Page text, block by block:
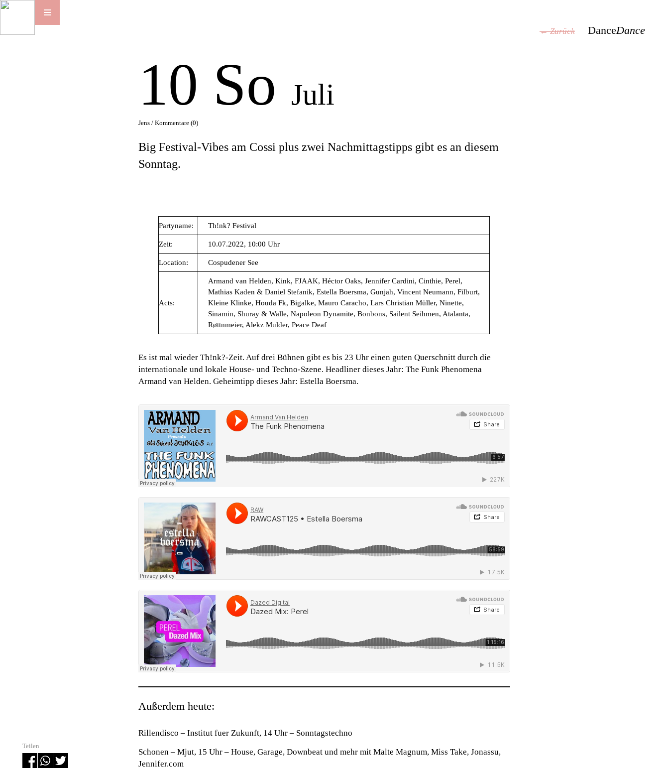
← Zurück DanceDance
Teilen
10 So Juli
Jens /Kommentare (0)
Big Festival-Vibes am Cossi plus zwei Nachmittagstipps gibt es an diesem
Sonntag.
Partyname: Th!nk? Festival
Zeit: 10.07.2022, 10:00 Uhr
Location: Cospudener See
Acts:
Armand van Helden, Kink, FJAAK, Héctor Oaks, Jennifer Cardini, Cinthie, Perel,
Mathias Kaden & Daniel Stefanik, Estella Boersma, Gunjah, Vincent Neumann, Filburt,
Kleine Klinke, Houda Fk, Bigalke, Mauro Caracho, Lars Christian Müller, Ninette,
Sinamin, Shuray & Walle, Napoleon Dynamite, Bonbons, Sailent Seihmen, Atalanta,
Røttnmeier, Alekz Mulder, Peace Deaf
Es ist mal wieder Th!nk?-Zeit. Auf drei Bühnen gibt es bis 23 Uhr einen guten Querschnitt durch die
internationale und lokale House- und Techno-Szene. Headliner dieses Jahr: The Funk Phenomena
Armand van Helden. Geheimtipp dieses Jahr: Estella Boersma.
Außerdem heute:
Rillendisco– Institut fuer Zukunft, 14 Uhr – Sonntagstechno
Schonen– Mjut, 15 Uhr – House, Garage, Downbeat und mehr mit Malte Magnum, Miss Take, Jonassu,
Jennifer.com